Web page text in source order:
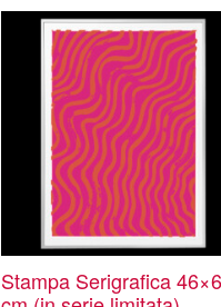
Stampa Serigrafica